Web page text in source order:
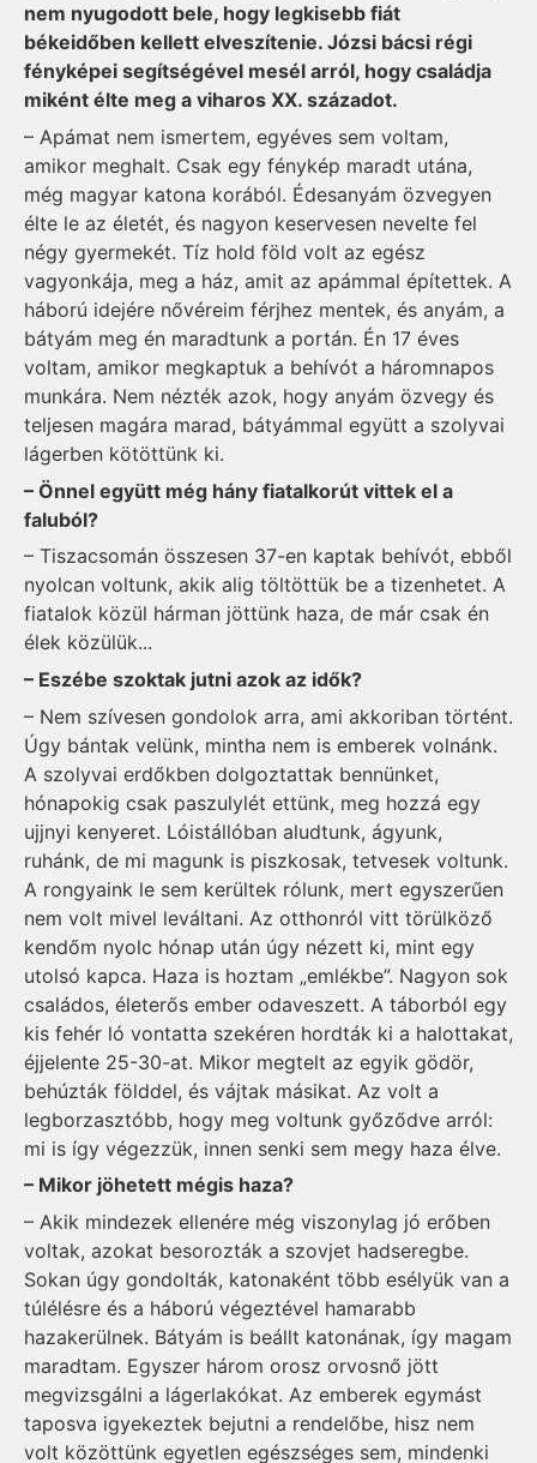
nem nyugodott bele, hogy legkisebb fiát
békeidőben kellett elveszítenie. Józsi bácsi régi
fényképei segítségével mesél arról, hogy családja
miként élte meg a viharos XX. századot.
– Apámat nem ismertem, egyéves sem voltam,
amikor meghalt. Csak egy fénykép maradt utána,
még magyar katona korából. Édesanyám özvegyen
élte le az életét, és nagyon keservesen nevelte fel
négy gyermekét. Tíz hold föld volt az egész
vagyonkája, meg a ház, amit az apámmal építettek. A
háború idejére nővéreim férjhez mentek, és anyám, a
bátyám meg én maradtunk a por­tán. Én 17 éves
voltam, amikor megkaptuk a behívót a háromnapos
munkára. Nem nézték azok, hogy anyám özvegy és
teljesen magára marad, bátyámmal együtt a szoly­vai
lágerben kötöttünk ki.
– Önnel együtt még hány fiatalkorút vittek el a
faluból?
– Tiszacsomán összesen 37-en kaptak behívót, ebből
nyolcan voltunk, akik alig töltöttük be a tizenhetet. A
fiatalok közül hárman jöttünk haza, de már csak én
élek közülük...
– Eszébe szoktak jutni azok az idők?
– Nem szívesen gondolok arra, ami akkoriban történt.
Úgy bántak velünk, mintha nem is emberek volnánk.
A szoly­vai erdőkben dolgoztattak bennünket,
hónapokig csak paszulylét ettünk, meg hozzá egy
ujjnyi kenyeret. Lóistállóban aludtunk, ágyunk,
ruhánk, de mi magunk is piszkosak, tetvesek voltunk.
A rongyaink le sem kerültek rólunk, mert egyszerűen
nem volt mivel leváltani. Az otthonról vitt törülköző
kendőm nyolc hónap után úgy nézett ki, mint egy
utolsó kapca. Haza is hoztam „emlékbe”. Nagyon sok
családos, életerős ember odaveszett. A táborból egy
kis fehér ló vontatta szekéren hordták ki a halottakat,
éjjelente 25-30-at. Mikor megtelt az egyik gödör,
behúzták földdel, és vájtak másikat. Az volt a
legborzasztóbb, hogy meg voltunk győződve arról:
mi is így végezzük, innen senki sem megy haza élve.
– Mikor jöhetett mégis haza?
– Akik mindezek ellenére még viszonylag jó erőben
voltak, azokat besorozták a szovjet hadseregbe.
Sokan úgy gondolták, katonaként több esélyük van a
túlélésre és a háború végeztével hamarabb
hazakerülnek. Bátyám is beállt ka­tonának, így magam
maradtam. Egyszer három orosz orvosnő jött
megvizsgálni a lágerlakókat. Az emberek egymást
taposva igyekeztek bejutni a rendelőbe, hisz nem
volt közöttünk egyetlen egészséges sem, mindenki